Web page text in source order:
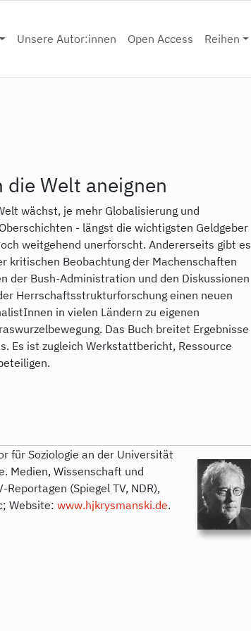
Unsere Autor:innen Open Access Reihen
Welt aneignen
wächst, je mehr Globalisierung und
- längst die wichtigsten Geldgeber
weitgehend unerforscht. Andererseits gibt es
kritischen Beobachtung der Machenschaften
der Bush-Administration und den Diskussionen
Herrschaftsstrukturforschung einen neuen
in vielen Ländern zu eigenen
Das Buch breitet Ergebnisse
Es ist zugleich Werkstattbericht, Ressource
für Soziologie an der Universität
Medien, Wissenschaft und
(Spiegel TV, NDR),
Website: www.hjkrysmanski.de.